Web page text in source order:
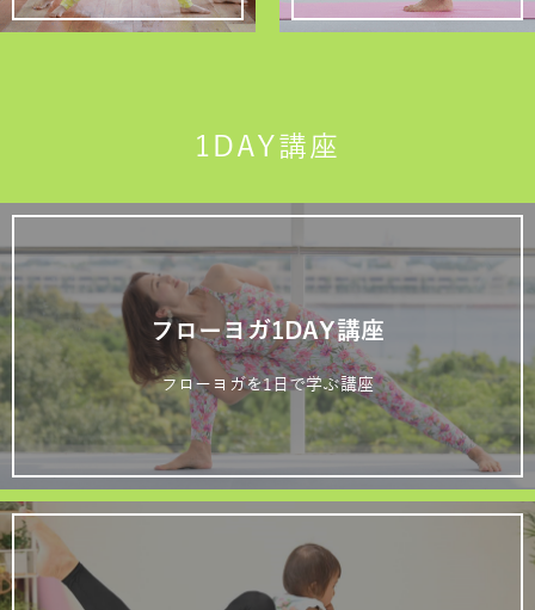
1DAY講座
フローヨガ1DAY講座
フローヨガを1日で学ぶ講座